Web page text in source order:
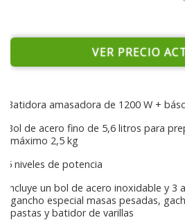
VER PRECIO
Batidora amasadora de 1200 W +
Bol de acero fino de 5,6 litros para
máximo 2,5 kg
5 niveles de potencia
Incluye un bol de acero inoxidable y 3
gancho especial masas pesadas,
pastas y batidor de varillas